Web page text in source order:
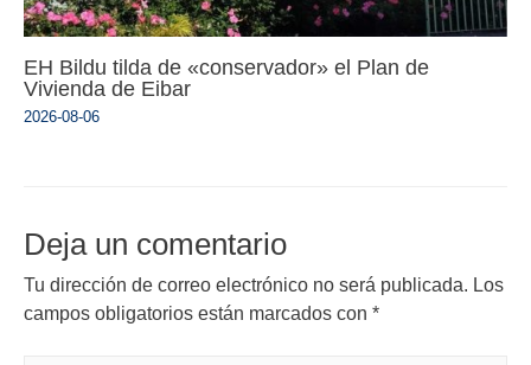
EH Bildu tilda de «conservador» el Plan de
Vivienda de Eibar
2026-08-06
Deja un comentario
Tu dirección de correo electrónico no será publicada. Los
campos obligatorios están marcados con *